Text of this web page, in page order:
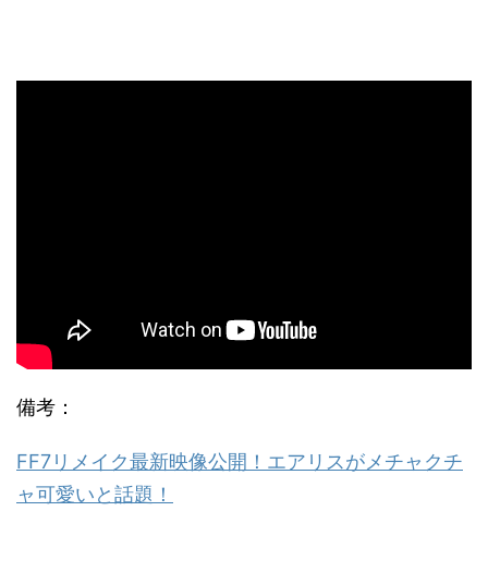
備考：
FF7リメイク最新映像公開！エアリスがメチャクチ
ャ可愛いと話題！